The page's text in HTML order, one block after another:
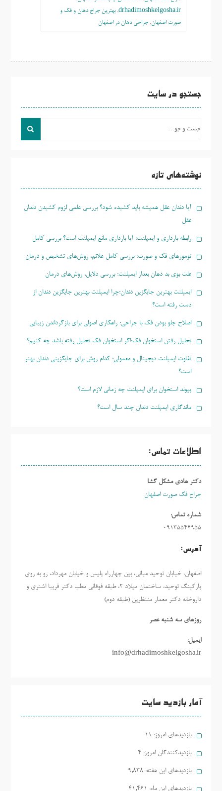
drhadimoshkelgosha.ir
,بهترين جراح دهان و فک و
صورت اصفهان, جراحی دهان در اصفهان
جستجو در سایت
نوشته‌های تازه
آیا دندان عقل همیشه باید کشیده شود؟ بررسی علمی لزوم کشیدن دندان
عقل
رابطه بارداری و ایمپلنت؛ آیا بارداری مانع ایمپلنت است؟ بررسی کامل
تومورهای فک و صورت؛ بررسی کامل علائم، روش‌های تشخیص و درمان
علت بوی بد دهان بعداز ایمپلنت؛ بررسی دلایل، روش‌های درمان
ایمپلنت بهترین جایگزین دندان؛چرا ایمپلنت بهترین جایگزین دندان از
دست رفته است؟
اصلاح جلو بودن فک با جراحی؛ راهکاری اصولی برای بازگرداندن زیبایی
تحلیل رفتن استخوان فک؛اگر استخوان فک تحلیل رفته باشد چه کنیم؟
تفاوت ایمپلنت دیجیتال و معمولی؛ کدام روش برای جایگزینی دندان بهتر
است؟
پیوند استخوان برای ایمپلنت چه زمانی لازم است؟
ماندگاری ایمپلنت دندان چند سال است؟
اطلاعات تماس:
دکتر هادی مشکل گشا
جراح فک صورت اصفهان
شماره تماس:
09135544955
آدرس:
اصفهان، خیابان توحید میانی، بین چهارراه پلیس و خیابان مهرداد، رو به روی
پارکینگ توحید، ساختمان میلاد ٢، طبقه فوقانی مطب دکتر فریبا اشتری و
داروخانه دکتر معمار منتظرین (طبقه دوم)
روزهاي سه شنبه عصر
ایمیل:
info@drhadimoshkelgosha.ir
آمار بازدید سایت
بازدیدهای امروز: 11
بازدیدکنندگان امروز: 4
بازدیدهای این هفته: 9,838
بازدیدهای این ماه: 41,461